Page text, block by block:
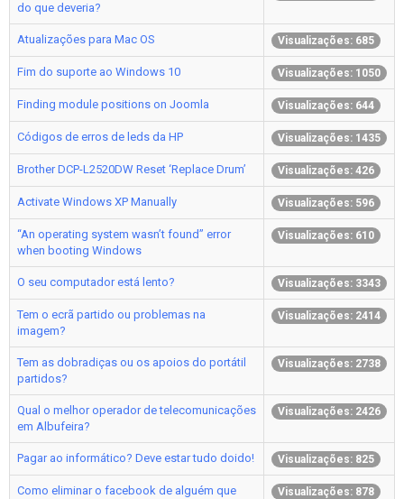
do que deveria?
Atualizações para Mac OS Visualizações: 685
Fim do suporte ao Windows 10 Visualizações: 1050
Finding module positions on Joomla Visualizações: 644
Códigos de erros de leds da HP Visualizações: 1435
Brother DCP-L2520DW Reset ‘Replace Drum’ Visualizações: 426
Activate Windows XP Manually Visualizações: 596
“An operating system wasn’t found” error
when booting Windows
Visualizações: 610
O seu computador está lento? Visualizações: 3343
Tem o ecrã partido ou problemas na
imagem?
Visualizações: 2414
Tem as dobradiças ou os apoios do portátil
partidos?
Visualizações: 2738
Qual o melhor operador de telecomunicações
em Albufeira?
Visualizações: 2426
Pagar ao informático? Deve estar tudo doido! Visualizações: 825
Como eliminar o facebook de alguém que
Visualizações: 878